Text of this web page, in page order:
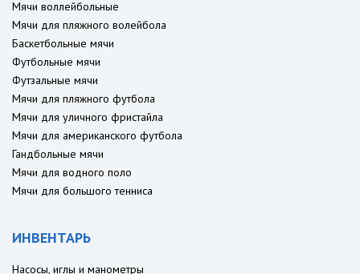
Мячи воллейбольные
Мячи для пляжного волейбола
Баскетбольные мячи
Футбольные мячи
Футзальные мячи
Мячи для пляжного футбола
Мячи для уличного фристайла
Мячи для американского футбола
Гандбольные мячи
Мячи для водного поло
Мячи для большого тенниса
ИНВЕНТАРЬ
Насосы, иглы и манометры